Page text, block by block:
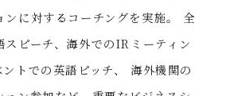
ンに対するコーチングを実施。 全
ピーチ、海外でのIRミーティン
トでの英語ピッチ、 海外機関の